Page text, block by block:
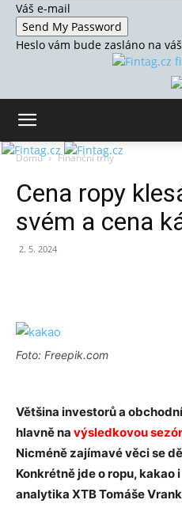
Váš e-mail
Heslo vám bude zasláno na
Domů Finanční trhy
Cena ropy
svém a cena
2. 5. 2024
Foto: Freepik.com
Většina investorů a
hlavně na výsledkovou
Nicméně zajímavé věci se
Konkrétně jde o ropu, kakao
analytika XTB Tomáše